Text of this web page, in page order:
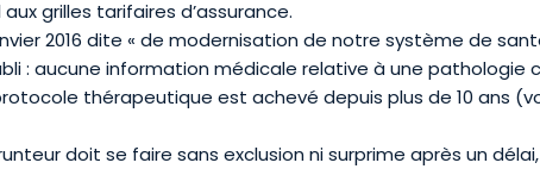
grilles tarifaires d’assurance.
2016 dite « de modernisation de notre système de
: aucune information médicale relative à une pathologie
thérapeutique est achevé depuis plus de 10 ans
doit se faire sans exclusion ni surprime après un